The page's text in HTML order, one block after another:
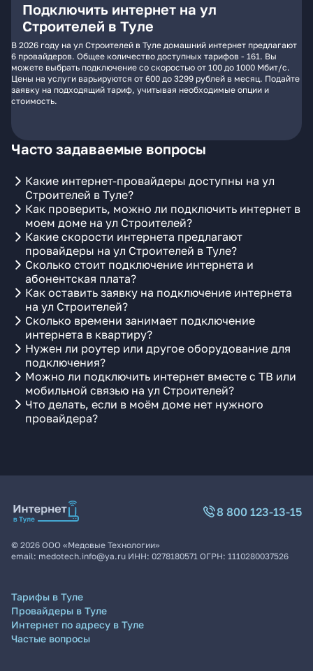
Подключить интернет на ул
Строителей в Туле
В 2026 году на ул Строителей в Туле домашний интернет предлагают
6 провайдеров. Общее количество доступных тарифов - 161. Вы
можете выбрать подключение со скоростью от 100 до 1000 Мбит/с.
Цены на услуги варьируются от 600 до 3299 рублей в месяц. Подайте
заявку на подходящий тариф, учитывая необходимые опции и
стоимость.
Часто задаваемые вопросы
Какие интернет-провайдеры доступны на ул
Строителей в Туле?
Как проверить, можно ли подключить интернет в
моем доме на ул Строителей?
Какие скорости интернета предлагают
провайдеры на ул Строителей в Туле?
Сколько стоит подключение интернета и
абонентская плата?
Как оставить заявку на подключение интернета
на ул Строителей?
Сколько времени занимает подключение
интернета в квартиру?
Нужен ли роутер или другое оборудование для
подключения?
Можно ли подключить интернет вместе с ТВ или
мобильной связью на ул Строителей?
Что делать, если в моём доме нет нужного
провайдера?
8 800 123-13-15
© 2026 ООО «Медовые Технологии»
email: medotech.info@ya.ru ИНН: 0278180571 ОГРН: 1110280037526
Тарифы в Туле
Провайдеры в Туле
Интернет по адресу в Туле
Частые вопросы